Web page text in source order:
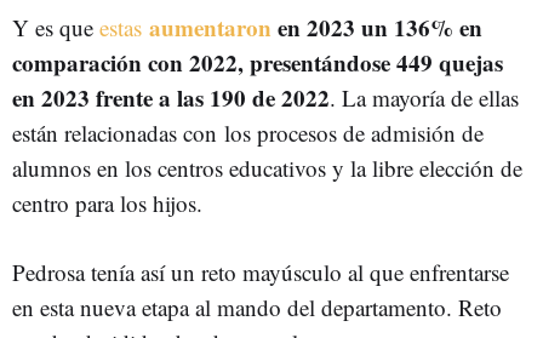
Y es que estas aumentaron en 2023 un 136% en
comparación con 2022, presentándose 449 quejas
en 2023 frente a las 190 de 2022. La mayoría de ellas
están relacionadas con los procesos de admisión de
alumnos en los centros educativos y la libre elección de
centro para los hijos.
Pedrosa tenía así un reto mayúsculo al que enfrentarse
en esta nueva etapa al mando del departamento. Reto